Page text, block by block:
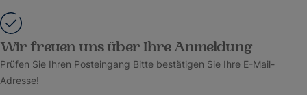
Wir freuen uns über Ihre Anmeldung
Prüfen Sie Ihren Posteingang Bitte bestätigen Sie Ihre E-Mail-
Adresse!